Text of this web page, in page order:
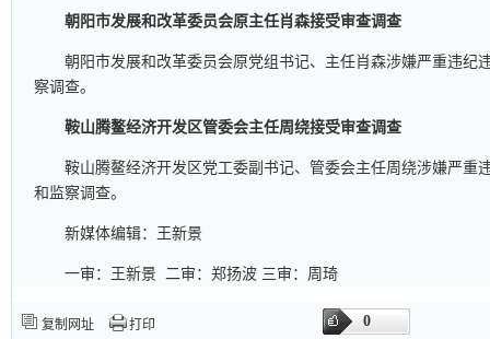
朝阳市发展和改革委员会原主任肖森接受审查调查
朝阳市发展和改革委员会原党组书记、主任肖森涉嫌严重违纪
察调查。
鞍山腾鳌经济开发区管委会主任周绕接受审查调查
鞍山腾鳌经济开发区党工委副书记、管委会主任周绕涉嫌严重
和监察调查。
新媒体编辑：王新景
一审：王新景 二审：郑扬波 三审：周琦
复制网址 打印 0